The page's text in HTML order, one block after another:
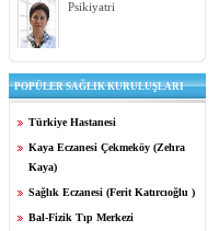
Psikiyatri
POPÜLER SAĞLIK KURULUŞLARI
Türkiye Hastanesi
Kaya Eczanesi Çekmeköy (Zehra
Kaya)
Sağlık Eczanesi (Ferit Katırcıoğlu )
Bal-Fizik Tıp Merkezi